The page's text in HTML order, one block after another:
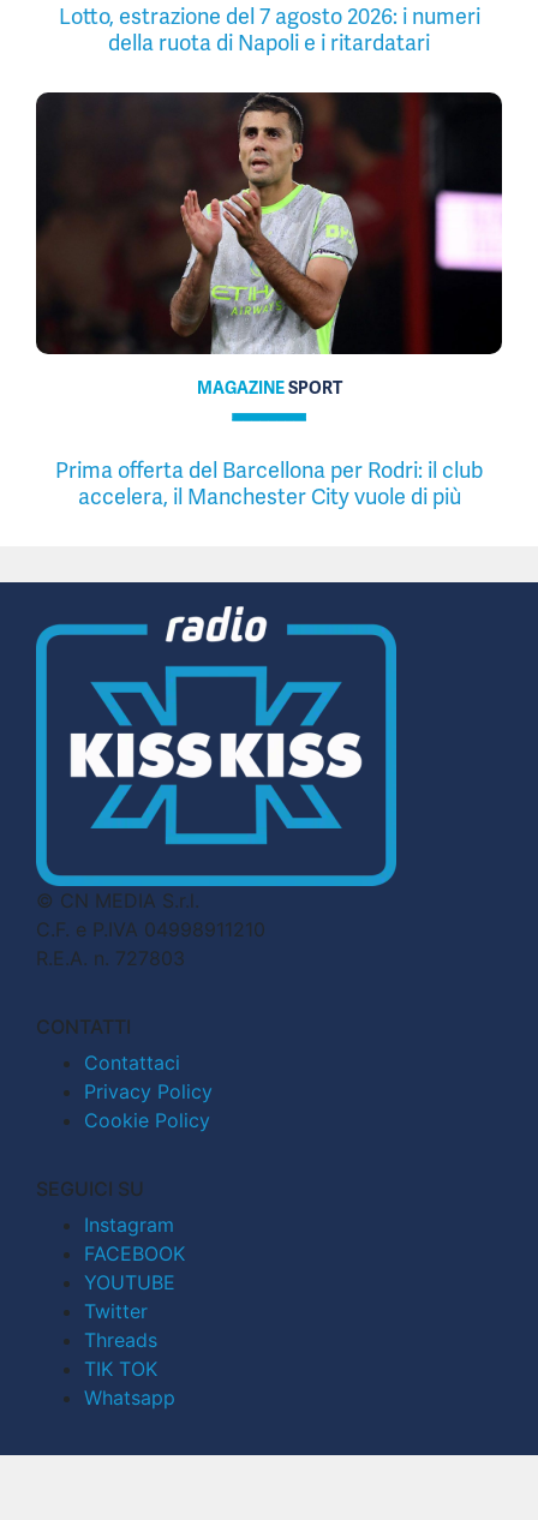
Lotto, estrazione del 7 agosto 2026: i numeri
della ruota di Napoli e i ritardatari
MAGAZINESPORT
Prima offerta del Barcellona per Rodri: il club
accelera, il Manchester City vuole di più
© CN MEDIA S.r.l.
C.F. e P.IVA 04998911210
R.E.A. n. 727803
CONTATTI
Contattaci
Privacy Policy
Cookie Policy
SEGUICI SU
Instagram
FACEBOOK
YOUTUBE
Twitter
Threads
TIK TOK
Whatsapp